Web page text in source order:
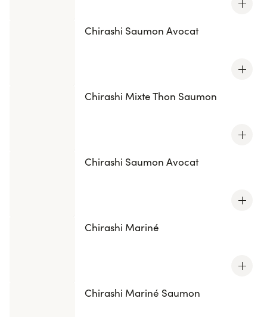
Chirashi Saumon Avocat
Chirashi Mixte Thon Saumon
Chirashi Saumon Avocat
Chirashi Mariné
Chirashi Mariné Saumon